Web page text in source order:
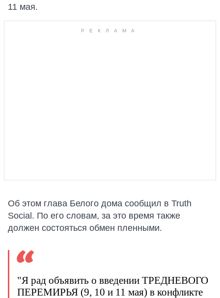
11 мая.
Об этом глава Белого дома сообщил в Truth
Social. По его словам, за это время также
должен состояться обмен пленными.
"Я рад объявить о введении ТРЕДНЕВОГО
ПЕРЕМИРЬЯ (9, 10 и 11 мая) в конфликте